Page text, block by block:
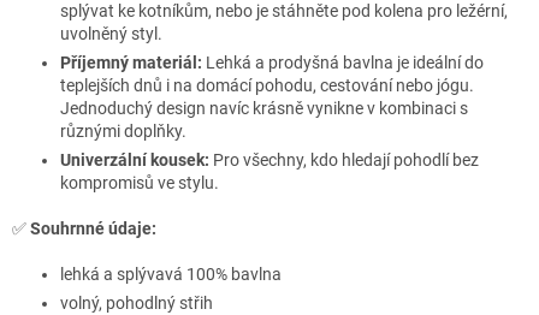
splývat ke kotníkům, nebo je stáhněte pod kolena pro ležérní,
uvolněný styl.
Příjemný materiál: Lehká a prodyšná bavlna je ideální do
teplejších dnů i na domácí pohodu, cestování nebo jógu.
Jednoduchý design navíc krásně vynikne v kombinaci s
různými doplňky.
Univerzální kousek: Pro všechny, kdo hledají pohodlí bez
kompromisů ve stylu.
✅Souhrnné údaje:
lehká a splývavá 100% bavlna
volný, pohodlný střih